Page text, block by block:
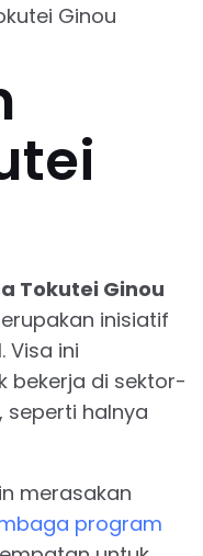
Ginou
Tokutei Ginou
inisiatif
Visa ini
bekerja di sektor-
seperti halnya
merasakan
program